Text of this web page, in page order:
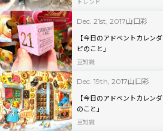
Dec. 21st, 2017山口彩
【今日のアドベントカレン
ピのこと」
豆知識
Dec. 19th, 2017山口彩
【今日のアドベントカレン
のこと」
豆知識